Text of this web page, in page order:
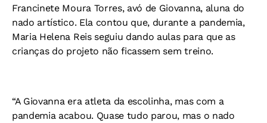
Francinete Moura Torres, avó de Giovanna, aluna do
nado artístico. Ela contou que, durante a pandemia,
Maria Helena Reis seguiu dando aulas para que as
crianças do projeto não ficassem sem treino.
“A Giovanna era atleta da escolinha, mas com a
pandemia acabou. Quase tudo parou, mas o nado